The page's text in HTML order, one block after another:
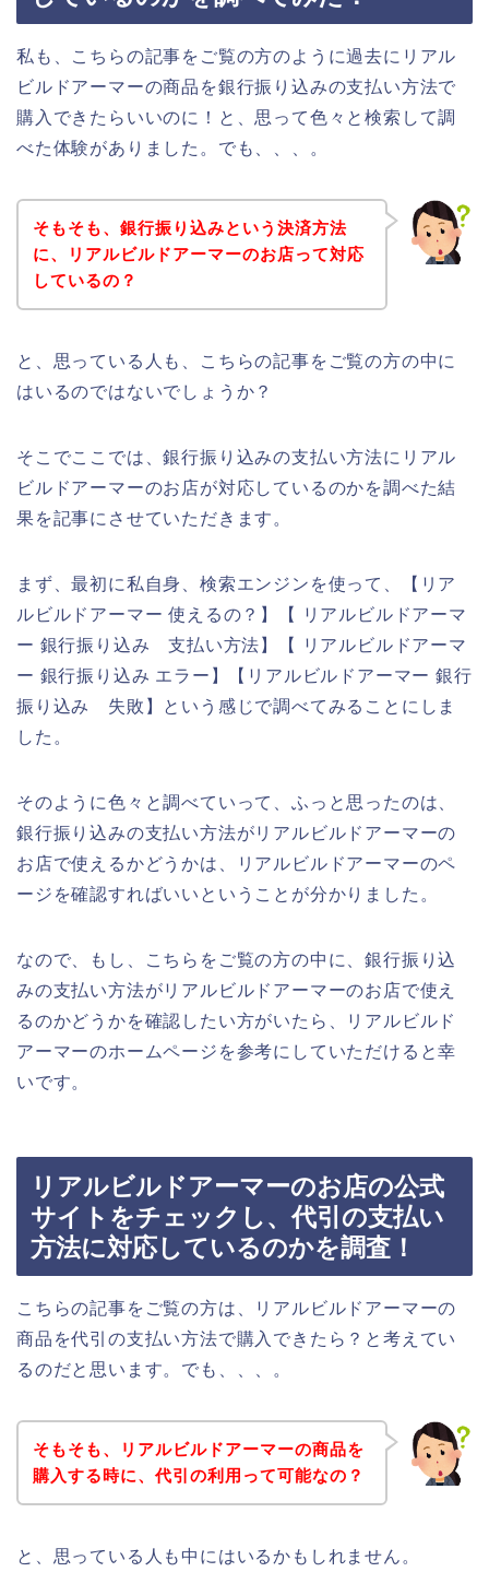
私も、こちらの記事をご覧の方のように過去にリアル
ビルドアーマーの商品を銀行振り込みの支払い方法で
購入できたらいいのに！と、思って色々と検索して調
べた体験がありました。でも、、、。
そもそも、銀行振り込みという決済方法
に、リアルビルドアーマーのお店って対応
しているの？
と、思っている人も、こちらの記事をご覧の方の中に
はいるのではないでしょうか？
そこでここでは、銀行振り込みの支払い方法にリアル
ビルドアーマーのお店が対応しているのかを調べた結
果を記事にさせていただきます。
まず、最初に私自身、検索エンジンを使って、【リア
ルビルドアーマー 使えるの？】【 リアルビルドアーマ
ー 銀行振り込み 支払い方法】【 リアルビルドアーマ
ー 銀行振り込み エラー】【リアルビルドアーマー 銀行
振り込み 失敗】という感じで調べてみることにしま
した。
そのように色々と調べていって、ふっと思ったのは、
銀行振り込みの支払い方法がリアルビルドアーマーの
お店で使えるかどうかは、リアルビルドアーマーのペ
ージを確認すればいいということが分かりました。
なので、もし、こちらをご覧の方の中に、銀行振り込
みの支払い方法がリアルビルドアーマーのお店で使え
るのかどうかを確認したい方がいたら、リアルビルド
アーマーのホームページを参考にしていただけると幸
いです。
リアルビルドアーマーのお店の公式
サイトをチェックし、代引の支払い
方法に対応しているのかを調査！
こちらの記事をご覧の方は、リアルビルドアーマーの
商品を代引の支払い方法で購入できたら？と考えてい
るのだと思います。でも、、、。
そもそも、リアルビルドアーマーの商品を
購入する時に、代引の利用って可能なの？
と、思っている人も中にはいるかもしれません。